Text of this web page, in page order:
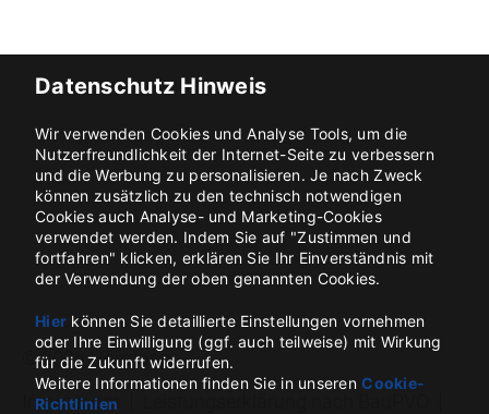
Datenschutz Hinweis
Wir verwenden Cookies und Analyse Tools, um die
Nutzerfreundlichkeit der Internet-Seite zu verbessern
und die Werbung zu personalisieren. Je nach Zweck
können zusätzlich zu den technisch notwendigen
Cookies auch Analyse- und Marketing-Cookies
verwendet werden. Indem Sie auf "Zustimmen und
fortfahren" klicken, erklären Sie Ihr Einverständnis mit
der Verwendung der oben genannten Cookies.
Hier können Sie detaillierte Einstellungen vornehmen
oder Ihre Einwilligung (ggf. auch teilweise) mit Wirkung
für die Zukunft widerrufen.
Weitere Informationen finden Sie in unserenCookie-
Richtlinien